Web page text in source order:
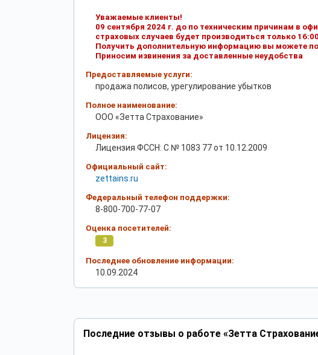
Уважаемые клиенты!
09 сентября 2024 г. до по техническим причинам в
страховых случаев будет производиться только 16:00
Получить дополнительную информацию вы можете
Приносим извинения за доставленные неудобства
Предоставляемые услуги:
продажа полисов, урегулирование убытков
Полное наименование:
ООО «Зетта Страхование»
Лицензия:
Лицензия ФССН: С № 1083 77 от 10.12.2009
Официальный сайт:
zettains.ru
Федеральный телефон поддержки:
8-800-700-77-07
Оценка посетителей:
3
Последнее обновление информации:
10.09.2024
Последние отзывы о работе «Зетта